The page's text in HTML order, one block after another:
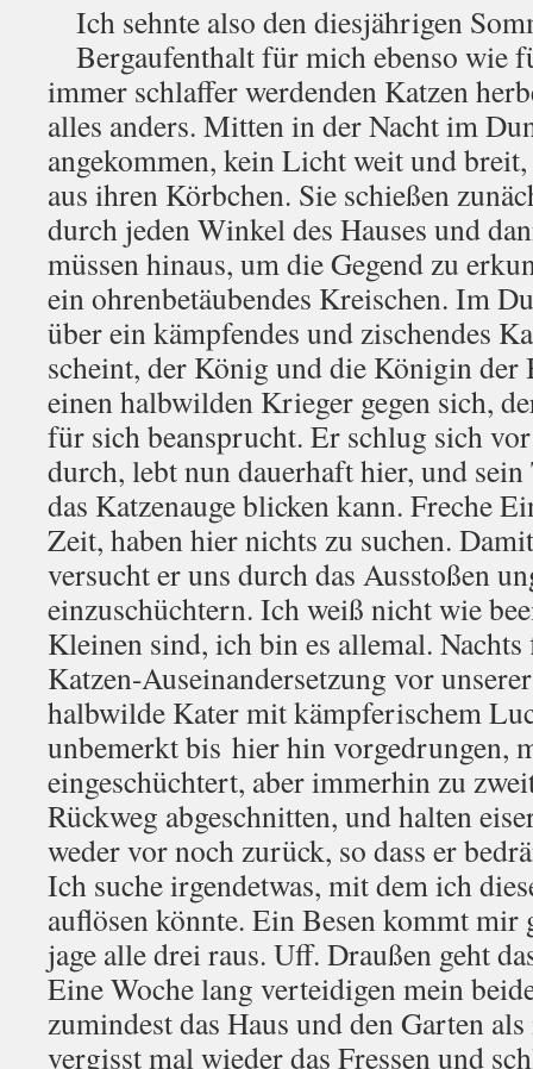
Ich sehnte also den diesjährigen
Bergaufenthalt für mich ebenso wie
immer schlaffer werdenden Katzen
alles anders. Mitten in der Nacht im
angekommen, kein Licht weit und
aus ihren Körbchen. Sie schießen
durch jeden Winkel des Hauses und
müssen hinaus, um die Gegend zu
ein ohrenbetäubendes Kreischen. Im
über ein kämpfendes und zischendes
scheint, der König und die Königin der
einen halbwilden Krieger gegen sich,
für sich beansprucht. Er schlug sich
durch, lebt nun dauerhaft hier, und
das Katzenauge blicken kann. Freche
Zeit, haben hier nichts zu suchen.
versucht er uns durch das Ausstoßen
einzuschüchtern. Ich weiß nicht wie
Kleinen sind, ich bin es allemal.
Katzen-Auseinandersetzung vor
halbwilde Kater mit kämpferischem
unbemerkt bis hier hin vorgedrungen,
eingeschüchtert, aber immerhin zu
Rückweg abgeschnitten, und halten
weder vor noch zurück, so dass er
Ich suche irgendetwas, mit dem ich
auflösen könnte. Ein Besen kommt mir
jage alle drei raus. Uff. Draußen geht
Eine Woche lang verteidigen mein
zumindest das Haus und den Garten
vergisst mal wieder das Fressen und